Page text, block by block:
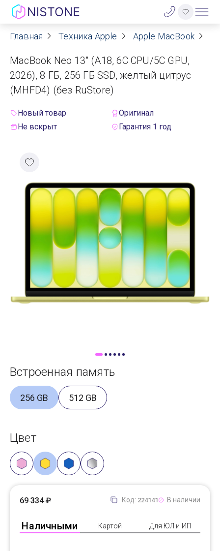
Акции
О нас
Блог
Договор оферты
Гарантия
Оплата
Доставка
Самовывоз
Trade-In
Главная Техника Apple Apple MacBook
MacBook Neo 13" (A18, 6C СPU/5С GPU,
2026), 8 ГБ, 256 ГБ SSD, желтый цитрус
(MHFD4) (без RuStore)
Новый товар
Оригинал
Не вскрыт
Гарантия 1 год
Встроенная память
256 GB 512 GB
Цвет
Код: 224141 В наличии
Наличными Картой Для ЮЛ и ИП
69 334 ₽